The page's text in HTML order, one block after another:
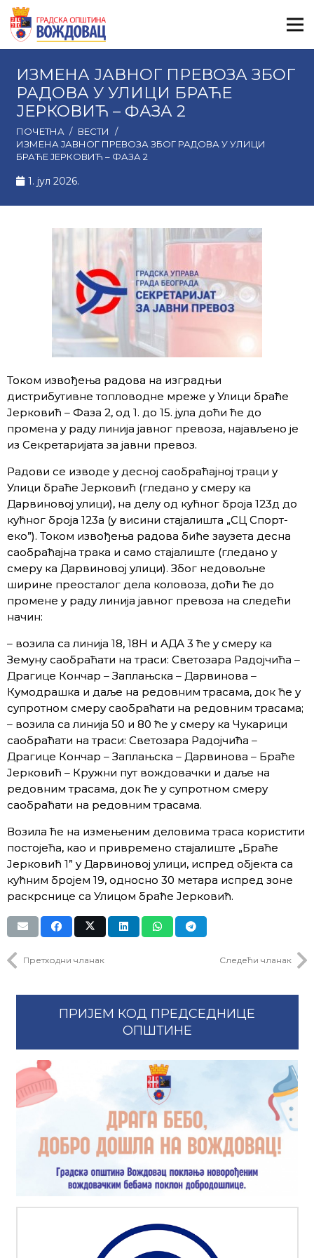
ИЗМЕНА ЈАВНОГ ПРЕВОЗА ЗБОГ
РАДОВА У УЛИЦИ БРАЋЕ
ЈЕРКОВИЋ – ФАЗА 2
ПОЧЕТНА / ВЕСТИ
/
ИЗМЕНА ЈАВНОГ ПРЕВОЗА ЗБОГ РАДОВА У УЛИЦИ
БРАЋЕ ЈЕРКОВИЋ – ФАЗА 2
1. јул 2026.
Током извођења радова на изградњи
дистрибутивнe топловодне мреже у Улици браће
Јерковић – Фаза 2, од 1. до 15. јула доћи ће до
промена у раду линија јавног превоза, најављено је
из Секретаријата за јавни превоз.
Радови се изводе у десној саобраћајној траци у
Улици браће Јерковић (гледано у смеру ка
Дарвиновој улици), на делу од кућног броја 123д до
кућног броја 123а (у висини стајалишта „СЦ Спорт-
еко”). Током извођења радова биће заузета десна
саобраћајна трака и само стајалиште (гледано у
смеру ка Дарвиновој улици). Због недовољне
ширине преосталог дела коловоза, доћи ће до
промене у раду линија јавног превоза на следећи
начин:
– возила са линија 18, 18Н и АДА 3 ће у смеру ка
Земуну саобраћати на траси: Светозара Радојчића –
Драгице Кончар – Заплањска – Дарвинова –
Кумодрашка и даље на редовним трасама, док ће у
супротном смеру саобраћати на редовним трасама;
– возила са линија 50 и 80 ће у смеру ка Чукарици
саобраћати на траси: Светозара Радојчића –
Драгице Кончар – Заплањска – Дарвинова – Браће
Јерковић – Кружни пут вождовачки и даље на
редовним трасама, док ће у супротном смеру
саобраћати на редовним трасама.
Возила ће на измењеним деловима траса користити
постојећа, као и привремено стајалиште „Браће
Јерковић 1” у Дарвиновој улици, испред објекта са
кућним бројем 19, односно 30 метара испред зоне
раскрснице са Улицом браће Јерковић.
Претходни чланак Следећи чланак
ПРИЈЕМ КОД ПРЕДСЕДНИЦЕ
ОПШТИНЕ